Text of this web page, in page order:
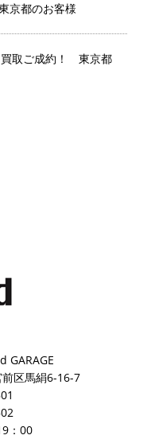
京都のお客様
買取ご成約！ 東京都
GARAGE
区馬絹6-16-7
：00